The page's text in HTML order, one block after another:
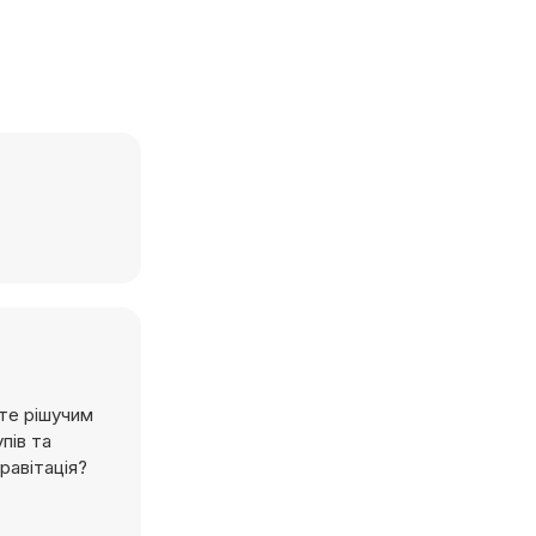
рішучим
та